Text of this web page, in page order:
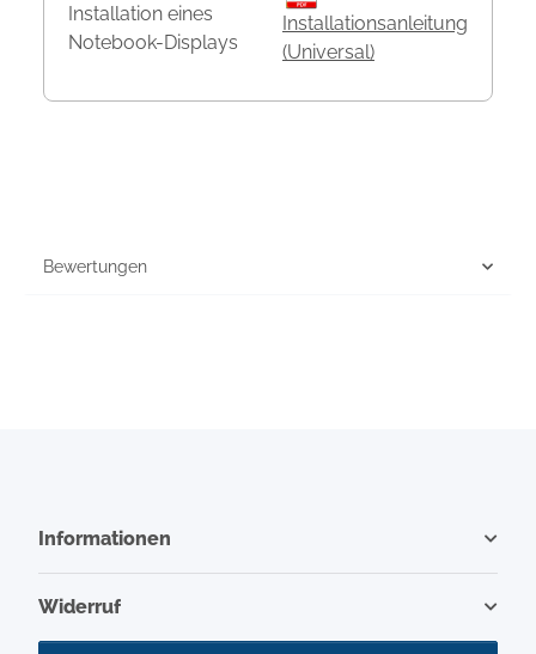
Installation eines
Notebook-Displays
Installationsanleitung
(Universal)
Bewertungen
Informationen
Widerruf